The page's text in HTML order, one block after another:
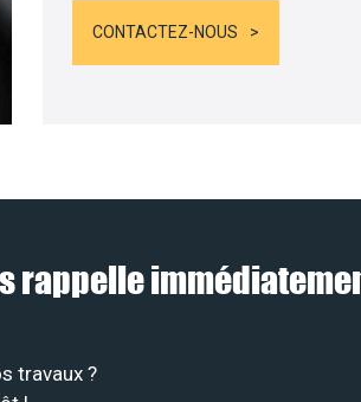
CONTACTEZ-NOUS
rappelle
travaux ?